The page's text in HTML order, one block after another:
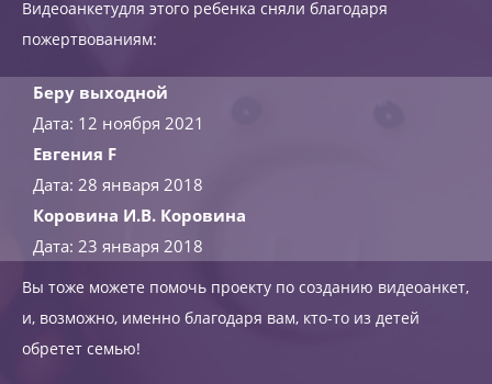
Видеоанкетудля этого ребенка сняли благодаря
пожертвованиям:
Беру выходной
Дата: 12 ноября 2021
Евгения F
Дата: 28 января 2018
Коровина И.В. Коровина
Дата: 23 января 2018
Вы тоже можете помочь проекту по созданию видеоанкет,
и, возможно, именно благодаря вам, кто-то из детей
обретет семью!